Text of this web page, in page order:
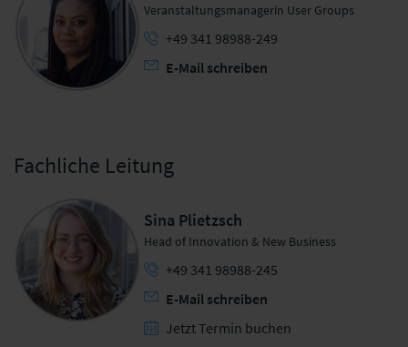
Veranstaltungsmanagerin User Groups
+49 341 98988-249
E-Mail schreiben
Fachliche Leitung
Sina Plietzsch
Head of Innovation & New Business
+49 341 98988-245
E-Mail schreiben
Jetzt Termin buchen